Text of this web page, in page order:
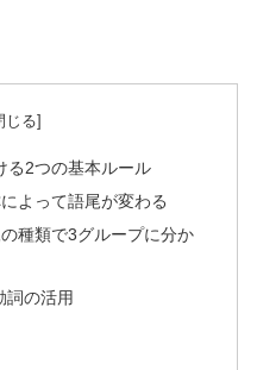
る2つの基本ルール
よって語尾が変わる
種類で3グループに分か
詞の活用